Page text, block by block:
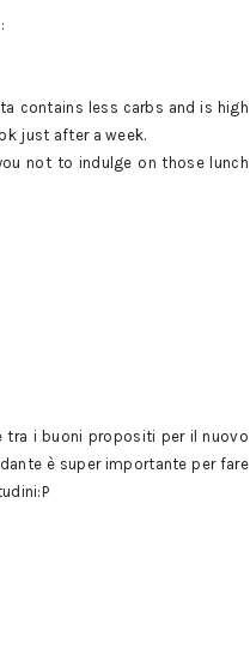
contains less carbs and is high
just after a week.
not to indulge on those lunch
tra i buoni propositi per il nuovo
è super importante per fare